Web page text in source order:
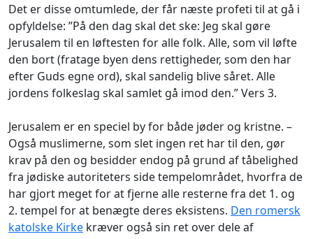
Det er disse omtumlede, der får næste profeti til at gå i
opfyldelse: ”På den dag skal det ske: Jeg skal gøre
Jerusalem til en løftesten for alle folk. Alle, som vil løfte
den bort (fratage byen dens rettigheder, som den har
efter Guds egne ord), skal sandelig blive såret. Alle
jordens folkeslag skal samlet gå imod den.” Vers 3.
Jerusalem er en speciel by for både jøder og kristne. –
Også muslimerne, som slet ingen ret har til den, gør
krav på den og besidder endog på grund af tåbelighed
fra jødiske autoriteters side tempelområdet, hvorfra de
har gjort meget for at fjerne alle resterne fra det 1. og
2. tempel for at benægte deres eksistens. Den romersk
katolske Kirke kræver også sin ret over dele af